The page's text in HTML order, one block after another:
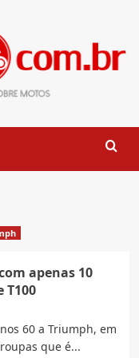
apenas 10
60 a Triumph, em
que é...